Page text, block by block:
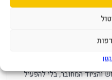
דורשים ציוד, כבלים והגדרות
את מדריך היצרן, לבדוק
אפשר לכוון את המוצר בהדרגה
והציוד המחובר, בלי להפעיל